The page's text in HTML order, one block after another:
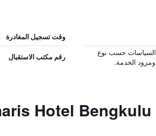
وقت تسجيل المغادرة
حسب نوع
الخدمة.
رقم مكتب الاستقبال